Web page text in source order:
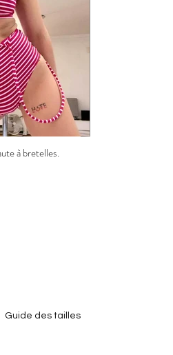
à bretelles.
Guide des tailles